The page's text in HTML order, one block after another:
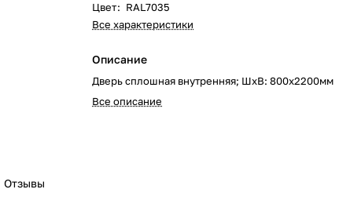
Цвет: RAL7035
Все характеристики
Описание
Дверь сплошная внутренняя; ШхВ: 800х2200мм
Все описание
Отзывы